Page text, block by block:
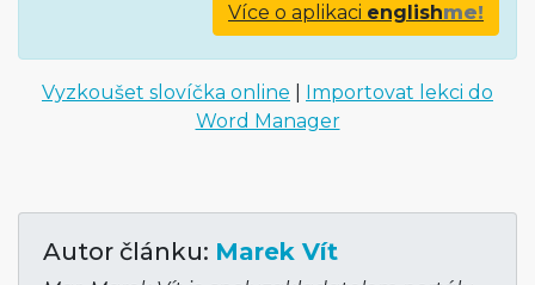
Více o aplikaci englishme!
Vyzkoušet slovíčka online
Importovat lekci do
Word Manager
Autor článku: Marek Vít